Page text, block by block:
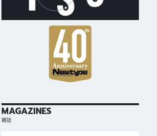
MAGAZINES
雑誌